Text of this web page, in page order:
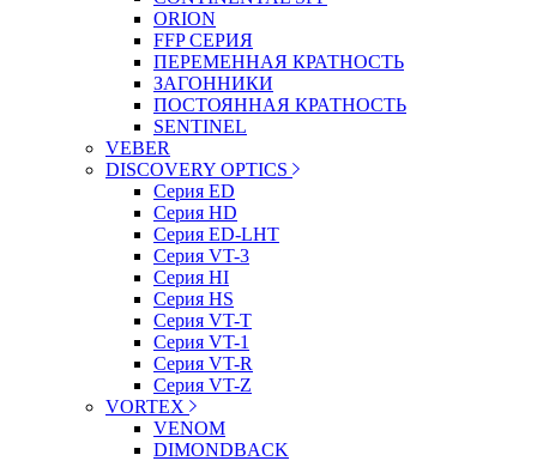
ORION
FFP СЕРИЯ
ПЕРЕМЕННАЯ КРАТНОСТЬ
ЗАГОННИКИ
ПОСТОЯННАЯ КРАТНОСТЬ
SENTINEL
VEBER
DISCOVERY OPTICS
Серия ED
Серия HD
Серия ED-LHT
Серия VT-3
Серия HI
Серия HS
Серия VT-T
Серия VT-1
Серия VT-R
Серия VT-Z
VORTEX
VENOM
DIMONDBACK